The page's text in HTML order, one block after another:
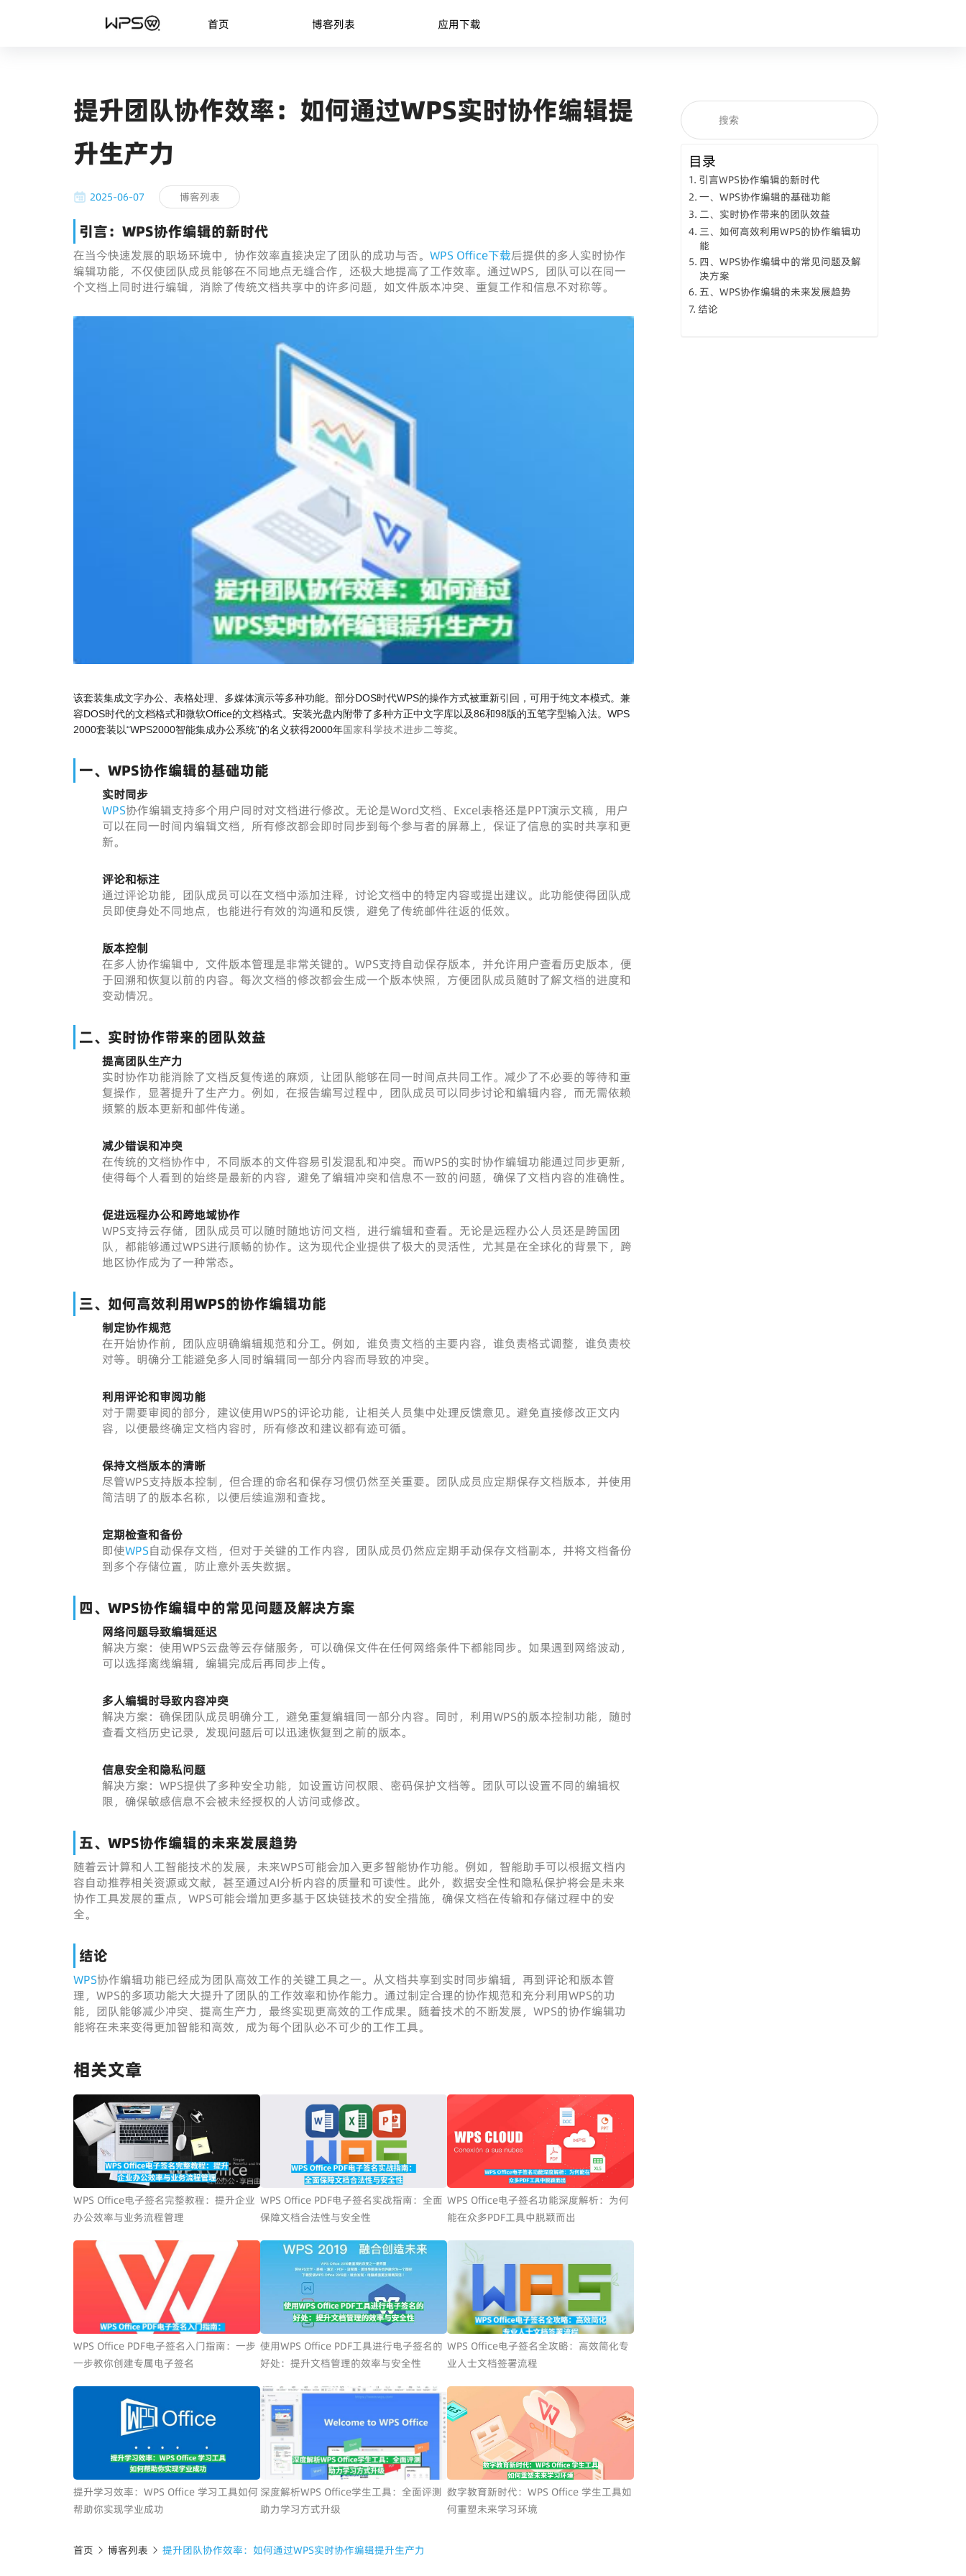
首页 博客列表 应用下载
提升团队协作效率：如何通过WPS实时协作编辑提
升生产力
2025-06-07 博客列表
引言：WPS协作编辑的新时代
在当今快速发展的职场环境中，协作效率直接决定了团队的成功与否。 WPS Office下载后提供的多人实时协作
编辑功能，不仅使团队成员能够在不同地点无缝合作，还极大地提高了工作效率。通过WPS，团队可以在同一
个文档上同时进行编辑，消除了传统文档共享中的许多问题，如文件版本冲突、重复工作和信息不对称等。
该套装集成文字办公、表格处理、多媒体演示等多种功能。部分DOS时代WPS的操作方式被重新引回，可用于纯文本模式。兼
容DOS时代的文档格式和微软Office的文档格式。安装光盘内附带了多种方正中文字库以及86和98版的五笔字型输入法。WPS
2000套装以“WPS2000智能集成办公系统”的名义获得2000年国家科学技术进步二等奖。
一、WPS协作编辑的基础功能
实时同步
WPS协作编辑支持多个用户同时对文档进行修改。无论是Word文档、Excel表格还是PPT演示文稿，用户
可以在同一时间内编辑文档，所有修改都会即时同步到每个参与者的屏幕上，保证了信息的实时共享和更
新。
评论和标注
通过评论功能，团队成员可以在文档中添加注释，讨论文档中的特定内容或提出建议。此功能使得团队成
员即使身处不同地点，也能进行有效的沟通和反馈，避免了传统邮件往返的低效。
版本控制
在多人协作编辑中，文件版本管理是非常关键的。WPS支持自动保存版本，并允许用户查看历史版本，便
于回溯和恢复以前的内容。每次文档的修改都会生成一个版本快照，方便团队成员随时了解文档的进度和
变动情况。
二、实时协作带来的团队效益
提高团队生产力
实时协作功能消除了文档反复传递的麻烦，让团队能够在同一时间点共同工作。减少了不必要的等待和重
复操作，显著提升了生产力。例如，在报告编写过程中，团队成员可以同步讨论和编辑内容，而无需依赖
频繁的版本更新和邮件传递。
减少错误和冲突
在传统的文档协作中，不同版本的文件容易引发混乱和冲突。而WPS的实时协作编辑功能通过同步更新，
使得每个人看到的始终是最新的内容，避免了编辑冲突和信息不一致的问题，确保了文档内容的准确性。
促进远程办公和跨地域协作
WPS支持云存储，团队成员可以随时随地访问文档，进行编辑和查看。无论是远程办公人员还是跨国团
队，都能够通过WPS进行顺畅的协作。这为现代企业提供了极大的灵活性，尤其是在全球化的背景下，跨
地区协作成为了一种常态。
三、如何高效利用WPS的协作编辑功能
制定协作规范
在开始协作前，团队应明确编辑规范和分工。例如，谁负责文档的主要内容，谁负责格式调整，谁负责校
对等。明确分工能避免多人同时编辑同一部分内容而导致的冲突。
利用评论和审阅功能
对于需要审阅的部分，建议使用WPS的评论功能，让相关人员集中处理反馈意见。避免直接修改正文内
容，以便最终确定文档内容时，所有修改和建议都有迹可循。
保持文档版本的清晰
尽管WPS支持版本控制，但合理的命名和保存习惯仍然至关重要。团队成员应定期保存文档版本，并使用
简洁明了的版本名称，以便后续追溯和查找。
定期检查和备份
即使WPS自动保存文档，但对于关键的工作内容，团队成员仍然应定期手动保存文档副本，并将文档备份
到多个存储位置，防止意外丢失数据。
四、WPS协作编辑中的常见问题及解决方案
网络问题导致编辑延迟
解决方案：使用WPS云盘等云存储服务，可以确保文件在任何网络条件下都能同步。如果遇到网络波动，
可以选择离线编辑，编辑完成后再同步上传。
多人编辑时导致内容冲突
解决方案：确保团队成员明确分工，避免重复编辑同一部分内容。同时，利用WPS的版本控制功能，随时
查看文档历史记录，发现问题后可以迅速恢复到之前的版本。
信息安全和隐私问题
解决方案：WPS提供了多种安全功能，如设置访问权限、密码保护文档等。团队可以设置不同的编辑权
限，确保敏感信息不会被未经授权的人访问或修改。
五、WPS协作编辑的未来发展趋势
随着云计算和人工智能技术的发展，未来WPS可能会加入更多智能协作功能。例如，智能助手可以根据文档内
容自动推荐相关资源或文献，甚至通过AI分析内容的质量和可读性。此外，数据安全性和隐私保护将会是未来
协作工具发展的重点，WPS可能会增加更多基于区块链技术的安全措施，确保文档在传输和存储过程中的安
全。
结论
WPS协作编辑功能已经成为团队高效工作的关键工具之一。从文档共享到实时同步编辑，再到评论和版本管
理，WPS的多项功能大大提升了团队的工作效率和协作能力。通过制定合理的协作规范和充分利用WPS的功
能，团队能够减少冲突、提高生产力，最终实现更高效的工作成果。随着技术的不断发展，WPS的协作编辑功
能将在未来变得更加智能和高效，成为每个团队必不可少的工作工具。
相关文章
WPS Office电子签名完整教程：提升企业
办公效率与业务流程管理
WPS Office PDF电子签名实战指南：全面
保障文档合法性与安全性
WPS Office电子签名功能深度解析：为何
能在众多PDF工具中脱颖而出
WPS Office PDF电子签名入门指南：一步
一步教你创建专属电子签名
使用WPS Office PDF工具进行电子签名的
好处：提升文档管理的效率与安全性
WPS Office电子签名全攻略：高效简化专
业人士文档签署流程
提升学习效率：WPS Office 学习工具如何
帮助你实现学业成功
深度解析WPS Office学生工具：全面评测
助力学习方式升级
数字教育新时代：WPS Office 学生工具如
何重塑未来学习环境
首页 博客列表 提升团队协作效率：如何通过WPS实时协作编辑提升生产力
目录
引言WPS协作编辑的新时代
一、WPS协作编辑的基础功能
二、实时协作带来的团队效益
三、如何高效利用WPS的协作编辑功
能
四、WPS协作编辑中的常见问题及解
决方案
五、WPS协作编辑的未来发展趋势
结论